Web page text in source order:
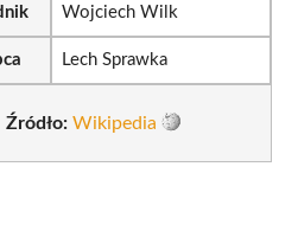
Wojciech Wilk
Lech Sprawka
Źródło: Wikipedia